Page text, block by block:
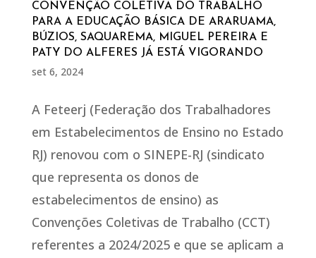
CONVENÇÃO COLETIVA DO TRABALHO
PARA A EDUCAÇÃO BÁSICA DE ARARUAMA,
BÚZIOS, SAQUAREMA, MIGUEL PEREIRA E
PATY DO ALFERES JÁ ESTÁ VIGORANDO
set 6, 2024
A Feteerj (Federação dos Trabalhadores
em Estabelecimentos de Ensino no Estado
RJ) renovou com o SINEPE-RJ (sindicato
que representa os donos de
estabelecimentos de ensino) as
Convenções Coletivas de Trabalho (CCT)
referentes a 2024/2025 e que se aplicam a